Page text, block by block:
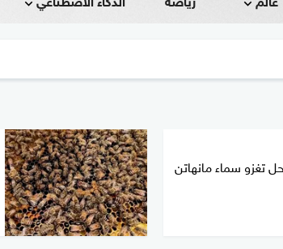
تغزو سماء مانهاتن